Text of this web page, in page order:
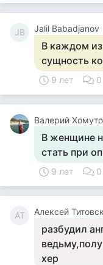
JB Jalil Babadjanov
В каждом из
сущность
9 лет 0
Валерий
В женщине
стать при
9 лет 0
АТ Алексей
разбудил
хер